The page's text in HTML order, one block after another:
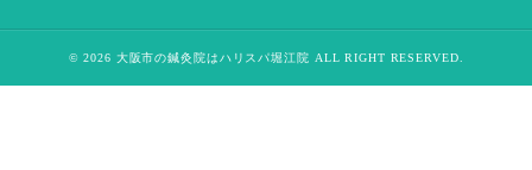
© 2026 大阪市の鍼灸院はハリスパ堀江院 ALL RIGHT RESERVED.